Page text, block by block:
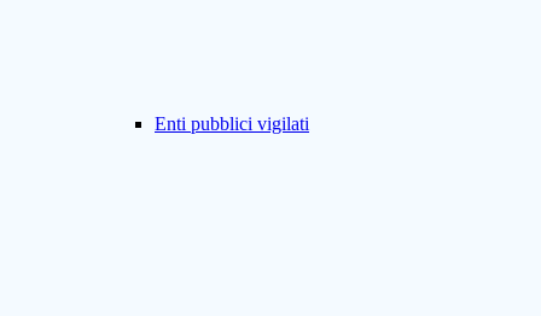
Enti pubblici vigilati